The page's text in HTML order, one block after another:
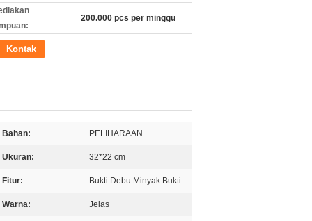
200.000 pcs per minggu
Kontak
Bahan: PELIHARAAN
Ukuran: 32*22 cm
Fitur: Bukti Debu Minyak Bukti
Warna: Jelas